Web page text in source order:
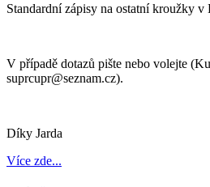
Standardní zápisy na ostatní kroužky
V případě dotazů pište nebo volejte
suprcupr@seznam.cz).
Díky Jarda
Více zde...